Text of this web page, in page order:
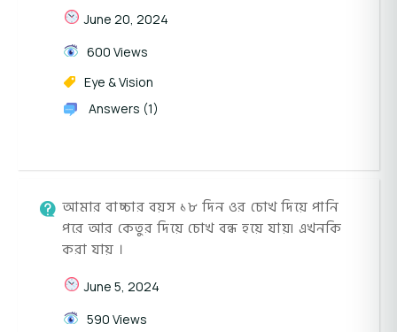
June 20, 2024
600 Views
Eye & Vision
Answers (1)
আমার বাচ্চার বয়স ১৮ দিন ওর চোখ দিয়ে পানি
পরে আর কেতুর দিয়ে চোখ বন্ধ হয়ে যায়৷ এখনকি
করা যায় ।
June 5, 2024
590 Views